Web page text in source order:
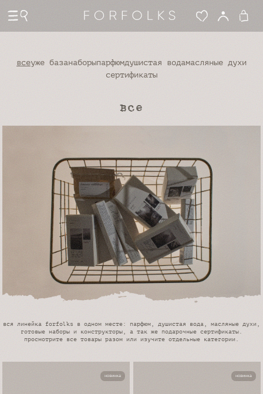
всеуже базанаборыпарфюмдушистая водамасляные духи
сертификаты
все
вся линейка forfolks в одном месте: парфюм, душистая вода, масляные духи,
готовые наборы и конструкторы, а так же подарочные сертификаты.
просмотрите все товары разом или изучите отдельные категории.
новинка новинка